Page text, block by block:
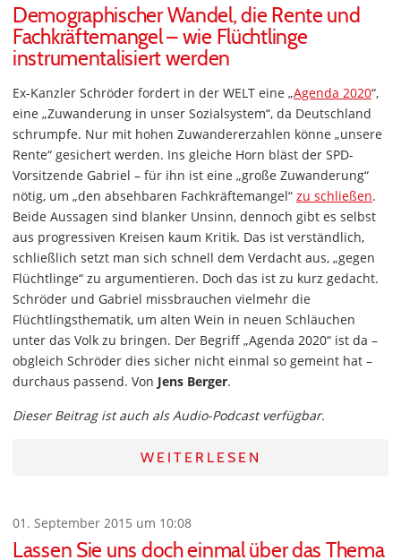
Demographischer Wandel, die Rente und
Fachkräftemangel – wie Flüchtlinge
instrumentalisiert werden
Ex-Kanzler Schröder fordert in der WELT eine „Agenda 2020“,
eine „Zuwanderung in unser Sozialsystem“, da Deutschland
schrumpfe. Nur mit hohen Zuwandererzahlen könne „unsere
Rente“ gesichert werden. Ins gleiche Horn bläst der SPD-
Vorsitzende Gabriel – für ihn ist eine „große Zuwanderung“
nötig, um „den absehbaren Fachkräftemangel“ zu schließen.
Beide Aussagen sind blanker Unsinn, dennoch gibt es selbst
aus progressiven Kreisen kaum Kritik. Das ist verständlich,
schließlich setzt man sich schnell dem Verdacht aus, „gegen
Flüchtlinge“ zu argumentieren. Doch das ist zu kurz gedacht.
Schröder und Gabriel missbrauchen vielmehr die
Flüchtlingsthematik, um alten Wein in neuen Schläuchen
unter das Volk zu bringen. Der Begriff „Agenda 2020“ ist da –
obgleich Schröder dies sicher nicht einmal so gemeint hat –
durchaus passend. Von Jens Berger.
Dieser Beitrag ist auch als Audio-Podcast verfügbar.
WEITERLESEN
01. September 2015 um 10:08
Lassen Sie uns doch einmal über das Thema